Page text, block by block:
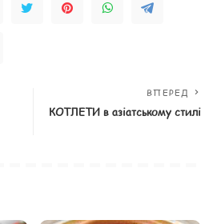
ВПЕРЕД
КОТЛЕТИ в азіатському стилі